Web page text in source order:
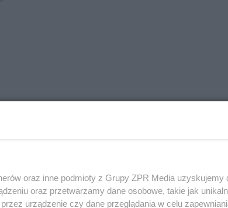
możesz szybko pozbyć się hybrydy
paznokcia.
oraz inne podmioty z Grupy ZPR Media uzyskujemy
oraz przetwarzamy dane osobowe, takie jak
urządzenie czy dane przeglądania w celu